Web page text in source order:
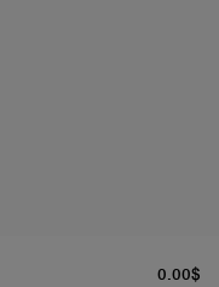
0.00$